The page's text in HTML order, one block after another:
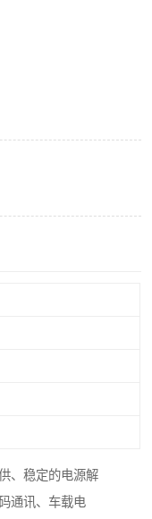
、稳定的电源解
通讯、车载电